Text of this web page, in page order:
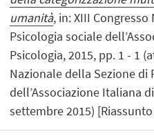
umanità, in: XIII
Psicologia sociale
Psicologia, 2015, pp. 1 - 1
Nazionale della Sezione di
dell’Associazione Italiana
settembre 2015)